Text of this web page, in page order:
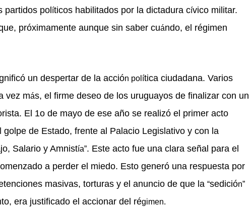
partidos pol íticos habilitados por la dictadura cívico militar.
próximamente aunque sin saber cuándo, el régimen
ó un despertar de la acción política ciudadana. Varios
vez más, el firme deseo de los uruguayos de finalizar con un
El 1o de mayo de ese año se realizó el primer acto
golpe de Estado, frente al Palacio Legislativo y con la
Salario y Amnistía”. Este acto fue una clara señal para el
a perder el miedo. Esto generó una respuesta por
masivas, torturas y el anuncio de que la “sedición”
era justificado el accionar del régimen.